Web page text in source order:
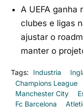
A UEFA ganha
clubes e ligas
ajustar o
manter o
Tags: Industria
Champions League
Manchester City
Fc Barcelona